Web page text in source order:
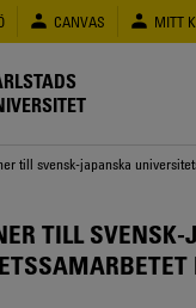
CANVAS MITT
till svensk-japanska
TILL